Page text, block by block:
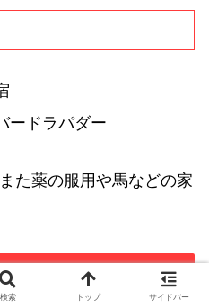
ードラパダー
た薬の服用や馬などの家
六曜と十二直
検索 トップ サイドバー